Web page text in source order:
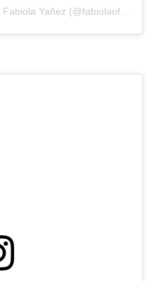
Fabiola Yañez (@fabiolaoficialok) el